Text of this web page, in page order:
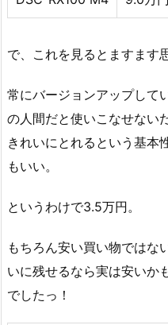
で、これを見るとますます
常にバージョンアップして
の人間だと使いこなせない
きれいにとれるという基本
もいい。
というわけで3.5万円。
もちろん安い買い物ではな
いに残せるなら実は安いか
でしたっ！